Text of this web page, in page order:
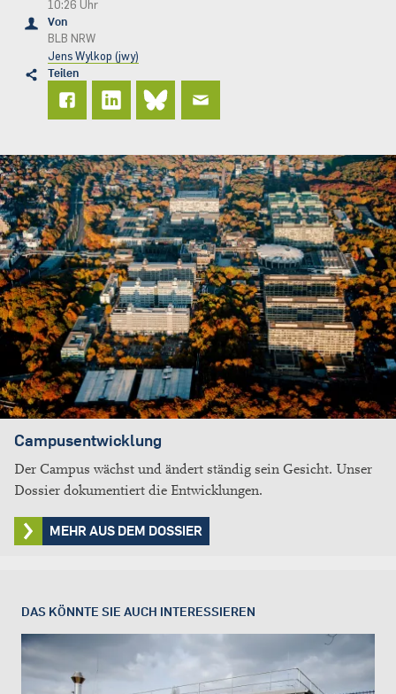
10:26 Uhr
Von
BLB NRW
Jens Wylkop (jwy)
Teilen
Campusentwicklung
Der Campus wächst und ändert ständig sein Gesicht. Unser
Dossier dokumentiert die Entwicklungen.
MEHR AUS DEM DOSSIER
DAS KÖNNTE SIE AUCH INTERESSIEREN